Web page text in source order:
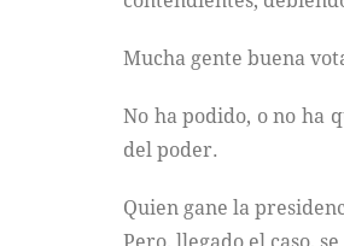
Mucha gente buena
No ha podido, o no ha
del poder.
Quien gane la